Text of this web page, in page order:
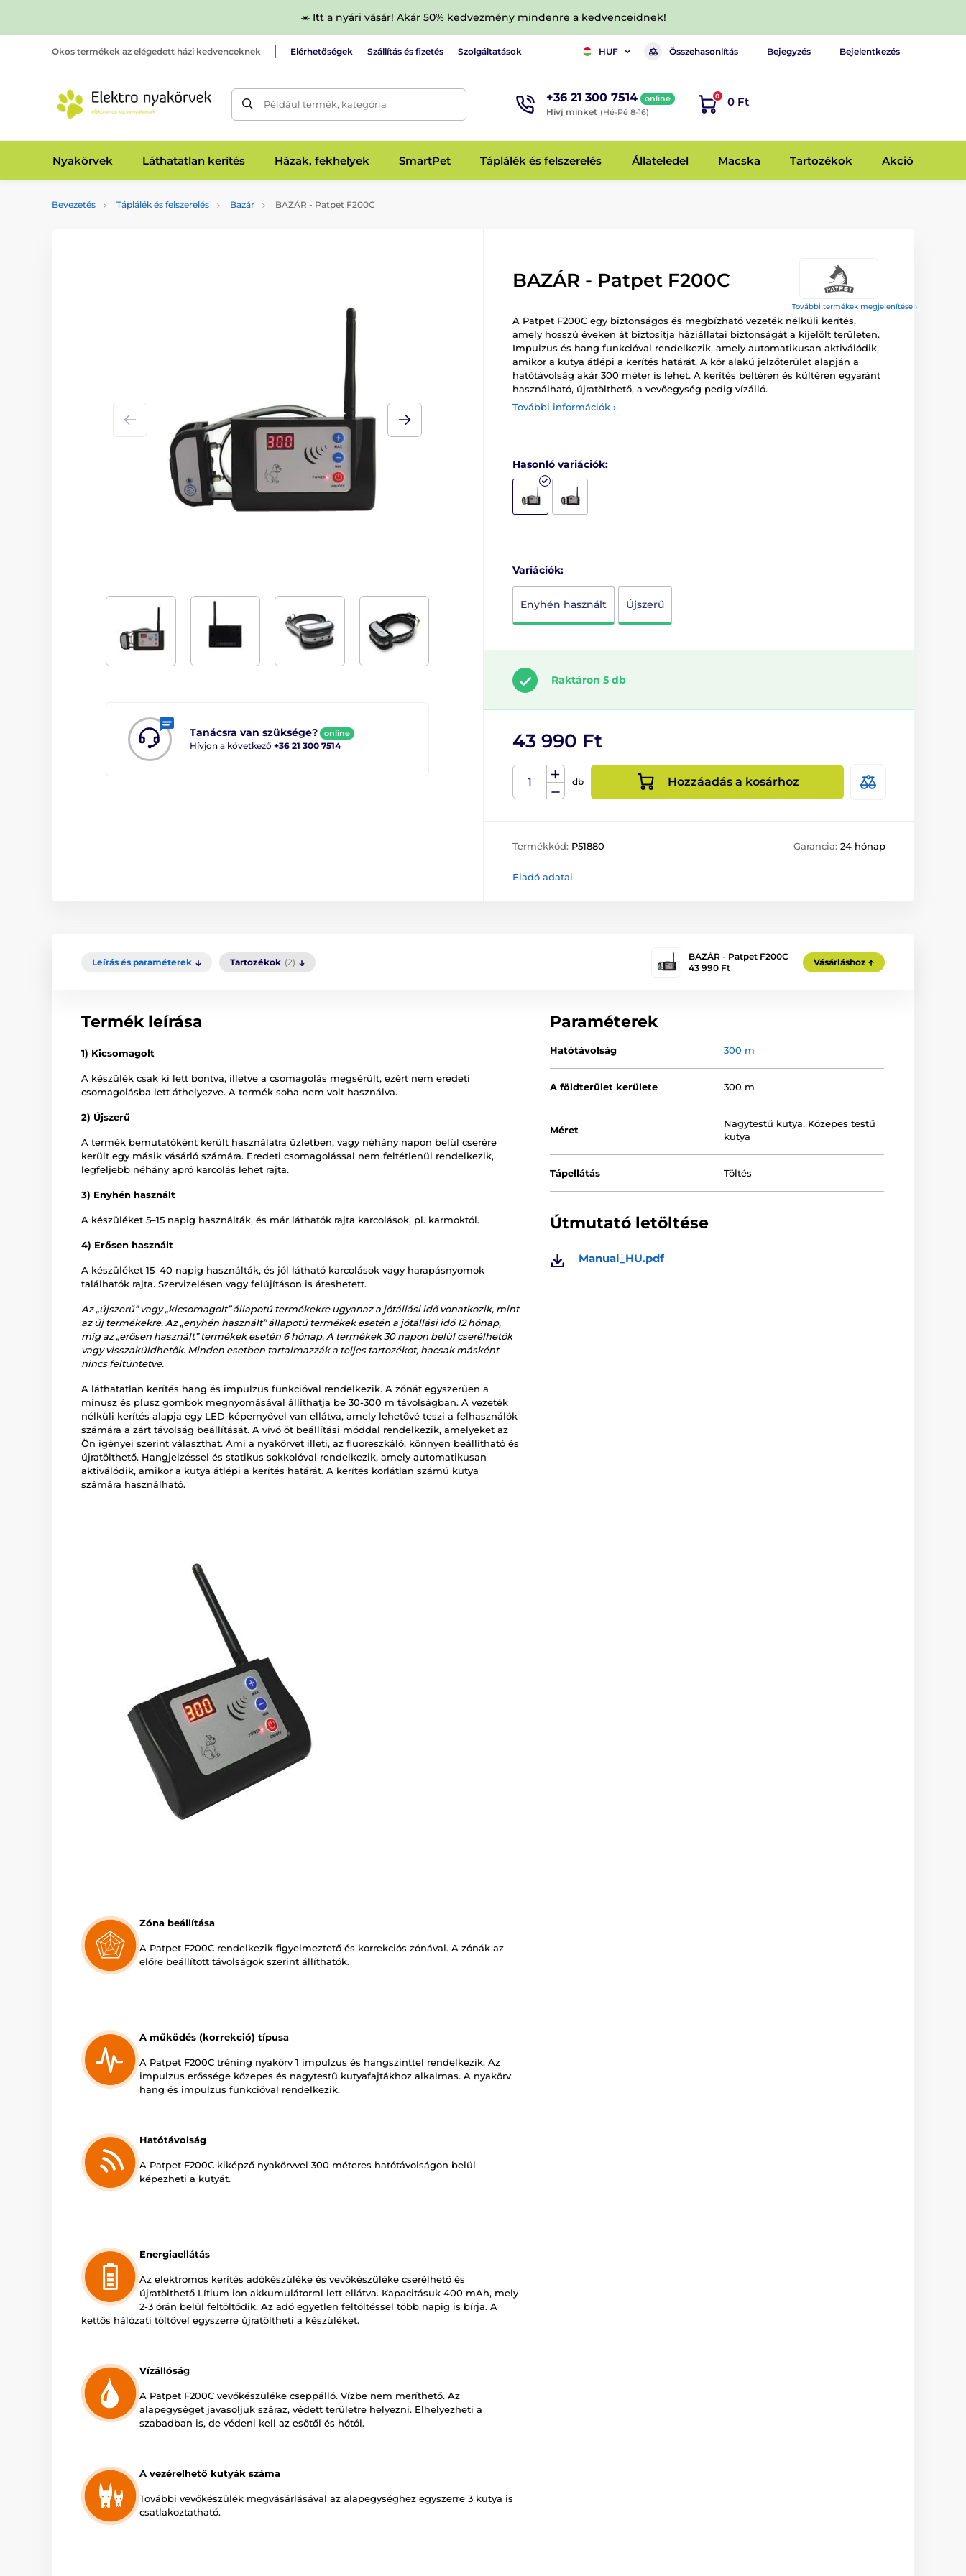
☀️ Itt a nyári vásár! Akár 50% kedvezmény mindenre a kedvenceidnek!
Okos termékek az elégedett házi kedvenceknek Elérhetőségek Szállítás és fizetés Szolgáltatások HUF Összehasonlítás Bejegyzés Bejelentkezés
Például termék, kategória +36 21 300 7514 online
Hívj minket (Hé-Pé 8-16)
0 0 Ft
Nyakörvek Láthatatlan kerítés Házak, fekhelyek SmartPet Táplálék és felszerelés Állateledel Macska Tartozékok Akció
Bevezetés Táplálék és felszerelés Bazár BAZÁR - Patpet F200C
További termékek megjelenítése ›
Tanácsra van szüksége? online
Hívjon a következő +36 21 300 7514
BAZÁR - Patpet F200C
A Patpet F200C egy biztonságos és megbízható vezeték nélküli kerítés,
amely hosszú éveken át biztosítja háziállatai biztonságát a kijelölt területen.
Impulzus és hang funkcióval rendelkezik, amely automatikusan aktiválódik,
amikor a kutya átlépi a kerítés határát. A kör alakú jelzőterület alapján a
hatótávolság akár 300 méter is lehet. A kerítés beltéren és kültéren egyaránt
használható, újratölthető, a vevőegység pedig vízálló.
További információk ›
Hasonló variációk:
Variációk:
Enyhén használt Újszerű
Raktáron 5 db
43 990 Ft
db Hozzáadás a kosárhoz
Termékkód: P51880 Garancia: 24 hónap
Eladó adatai
Leírás és paraméterek Tartozékok (2)
BAZÁR - Patpet F200C
43 990 Ft
Vásárláshoz
Termék leírása
1) Kicsomagolt
A készülék csak ki lett bontva, illetve a csomagolás megsérült, ezért nem eredeti
csomagolásba lett áthelyezve. A termék soha nem volt használva.
2) Újszerű
A termék bemutatóként került használatra üzletben, vagy néhány napon belül cserére
került egy másik vásárló számára. Eredeti csomagolással nem feltétlenül rendelkezik,
legfeljebb néhány apró karcolás lehet rajta.
3) Enyhén használt
A készüléket 5–15 napig használták, és már láthatók rajta karcolások, pl. karmoktól.
4) Erősen használt
A készüléket 15–40 napig használták, és jól látható karcolások vagy harapásnyomok
találhatók rajta. Szervizelésen vagy felújításon is áteshetett.
Az „újszerű” vagy „kicsomagolt” állapotú termékekre ugyanaz a jótállási idő vonatkozik, mint
az új termékekre. Az „enyhén használt” állapotú termékek esetén a jótállási idő 12 hónap,
míg az „erősen használt” termékek esetén 6 hónap. A termékek 30 napon belül cserélhetők
vagy visszaküldhetők. Minden esetben tartalmazzák a teljes tartozékot, hacsak másként
nincs feltüntetve.
A láthatatlan kerítés hang és impulzus funkcióval rendelkezik. A zónát egyszerűen a
mínusz és plusz gombok megnyomásával állíthatja be 30-300 m távolságban. A vezeték
nélküli kerítés alapja egy LED-képernyővel van ellátva, amely lehetővé teszi a felhasználók
számára a zárt távolság beállítását. A vívó öt beállítási móddal rendelkezik, amelyeket az
Ön igényei szerint választhat. Ami a nyakörvet illeti, az fluoreszkáló, könnyen beállítható és
újratölthető. Hangjelzéssel és statikus sokkolóval rendelkezik, amely automatikusan
aktiválódik, amikor a kutya átlépi a kerítés határát. A kerítés korlátlan számú kutya
számára használható.
Zóna beállítása
A Patpet F200C rendelkezik figyelmeztető és korrekciós zónával. A zónák az
előre beállított távolságok szerint állíthatók.
A működés (korrekció) típusa
A Patpet F200C tréning nyakörv 1 impulzus és hangszinttel rendelkezik. Az
impulzus erőssége közepes és nagytestű kutyafajtákhoz alkalmas. A nyakörv
hang és impulzus funkcióval rendelkezik.
Hatótávolság
A Patpet F200C kiképző nyakörvvel 300 méteres hatótávolságon belül
képezheti a kutyát.
Energiaellátás
Az elektromos kerítés adókészüléke és vevőkészüléke cserélhető és
újratölthető Lítium ion akkumulátorral lett ellátva. Kapacitásuk 400 mAh, mely
2-3 órán belül feltöltődik. Az adó egyetlen feltöltéssel több napig is bírja. A
kettős hálózati töltővel egyszerre újratöltheti a készüléket.
Vízállóság
A Patpet F200C vevőkészüléke cseppálló. Vízbe nem meríthető. Az
alapegységet javasoljuk száraz, védett területre helyezni. Elhelyezheti a
szabadban is, de védeni kell az esőtől és hótól.
A vezérelhető kutyák száma
További vevőkészülék megvásárlásával az alapegységhez egyszerre 3 kutya is
csatlakoztatható.
Paraméterek
Hatótávolság 300 m
A földterület kerülete 300 m
Méret
Nagytestű kutya, Közepes testű
kutya
Tápellátás Töltés
Útmutató letöltése
Manual_HU.pdf